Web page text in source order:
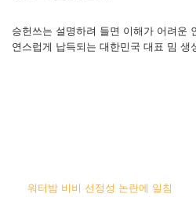
승헌쓰는 설명하려 들면 이해가 어려운
연스럽게 납득되는 대한민국 대표 밈 생
워터밤 비비 선정성 논란에 일침